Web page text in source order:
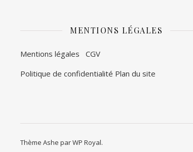
MENTIONS LÉGALES
Mentions légales CGV
Politique de confidentialité Plan du site
Thème Ashe parWP Royal.